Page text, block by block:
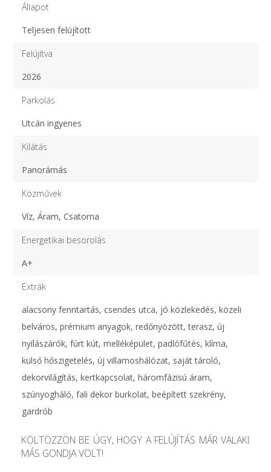
Állapot
Teljesen felújított
Felújítva
2026
Parkolás
Utcán ingyenes
Kilátás
Panorámás
Közművek
Víz, Áram, Csatorna
Energetikai besorolás
A+
Extrák
alacsony fenntartás, csendes utca, jó közlekedés, közeli
belváros, prémium anyagok, redőnyözött, terasz, új
nyílászárók, fúrt kút, melléképület, padlófűtés, klíma,
külső hőszigetelés, új villamoshálózat, saját tároló,
dekorvilágítás, kertkapcsolat, háromfázisú áram,
szúnyogháló, fali dekor burkolat, beépített szekrény,
gardrób
KÖLTÖZZÖN BE ÚGY, HOGY A FELÚJÍTÁS MÁR VALAKI
MÁS GONDJA VOLT!